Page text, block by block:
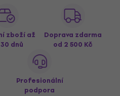
zboží až
dnů
Doprava zdarma
od 2 500 Kč
Profesionální
podpora